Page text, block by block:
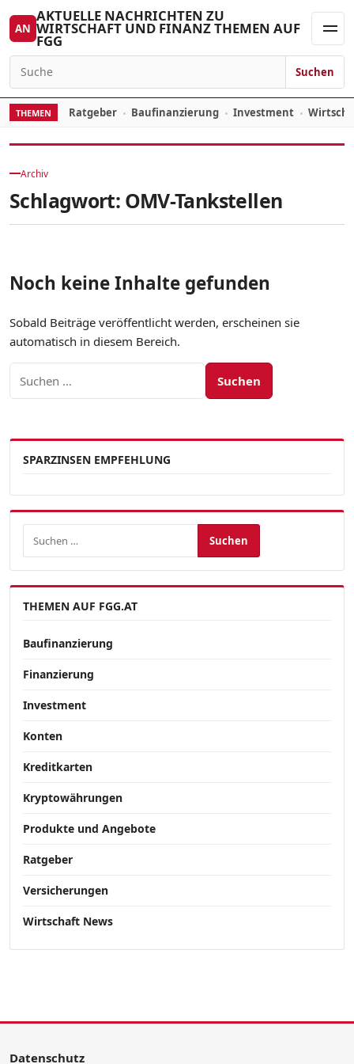
Zum Inhalt springen
AN
AKTUELLE NACHRICHTEN ZU
WIRTSCHAFT UND FINANZ THEMEN AUF
FGG
Suchen nach:
Suchen
THEMEN Ratgeber Baufinanzierung Investment
Archiv
Schlagwort: OMV-Tankstellen
Noch keine Inhalte gefunden
Sobald Beiträge veröffentlicht werden, erscheinen sie
automatisch in diesem Bereich.
SPARZINSEN EMPFEHLUNG
THEMEN AUF FGG.AT
Baufinanzierung
Finanzierung
Investment
Konten
Kreditkarten
Kryptowährungen
Produkte und Angebote
Ratgeber
Versicherungen
Wirtschaft News
Datenschutz